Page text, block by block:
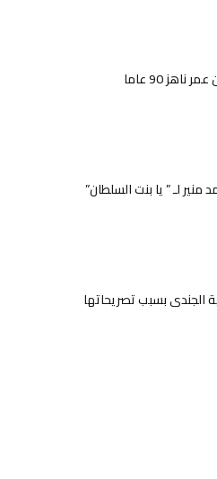
90 عاما
لـ ” يا بنت السلطان”
الجندي بسبب تصريحاتها